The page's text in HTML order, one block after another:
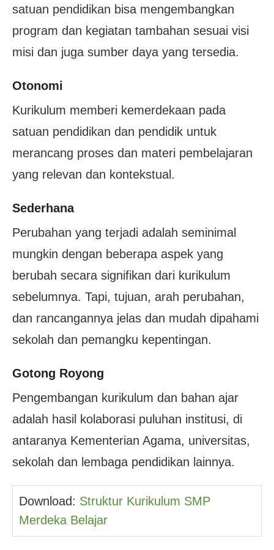
satuan pendidikan bisa mengembangkan
program dan kegiatan tambahan sesuai visi
misi dan juga sumber daya yang tersedia.
Otonomi
Kurikulum memberi kemerdekaan pada
satuan pendidikan dan pendidik untuk
merancang proses dan materi pembelajaran
yang relevan dan kontekstual.
Sederhana
Perubahan yang terjadi adalah seminimal
mungkin dengan beberapa aspek yang
berubah secara signifikan dari kurikulum
sebelumnya. Tapi, tujuan, arah perubahan,
dan rancangannya jelas dan mudah dipahami
sekolah dan pemangku kepentingan.
Gotong Royong
Pengembangan kurikulum dan bahan ajar
adalah hasil kolaborasi puluhan institusi, di
antaranya Kementerian Agama, universitas,
sekolah dan lembaga pendidikan lainnya.
Download: Struktur Kurikulum SMP
Merdeka Belajar